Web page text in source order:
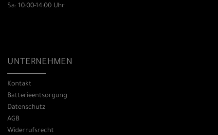
Sa: 10:00-14:00 Uhr
UNTERNEHMEN
Kontakt
Batterieentsorgung
Datenschutz
AGB
Widerrufsrecht